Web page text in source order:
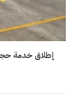
إطلاق خدمة حجز